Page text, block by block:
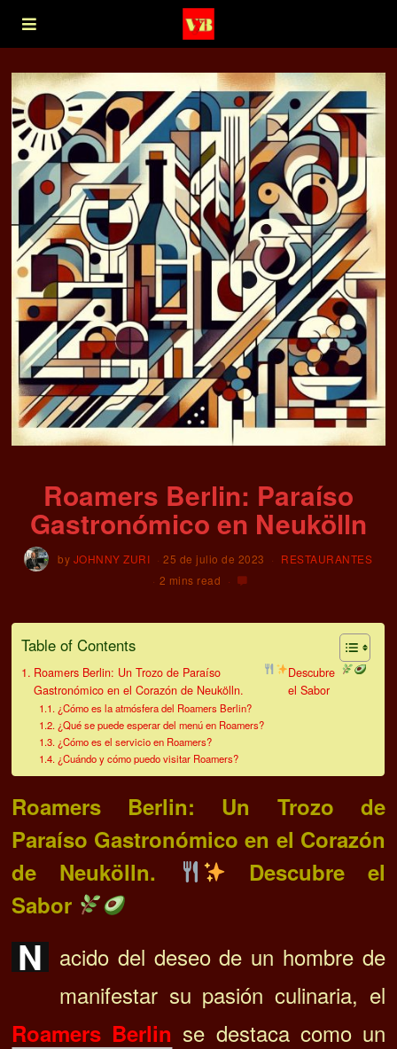
Roamers Berlin: Paraíso
Gastronómico en Neukölln
by JOHNNY ZURI 25 de julio de 2023
RESTAURANTES
2 mins read
Table of Contents
Roamers Berlin: Un Trozo de Paraíso
Gastronómico en el Corazón de Neukölln.
Descubre
el Sabor
¿Cómo es la atmósfera del Roamers Berlin?
¿Qué se puede esperar del menú en Roamers?
¿Cómo es el servicio en Roamers?
¿Cuándo y cómo puedo visitar Roamers?
Roamers Berlin: Un Trozo de
Paraíso Gastronómico en el Corazón
de Neukölln.
Descubre el
Sabor
N acido del deseo de un hombre de
manifestar su pasión culinaria, el
Roamers Berlin se destaca como un